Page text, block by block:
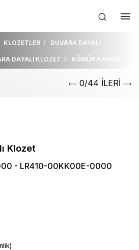
KLOZETLER DUVARA DAYALI
DAYALI KLOZET KÖMÜR KARASI
0/44 İLERİ
Klozet
- LR410-00KK00E-0000